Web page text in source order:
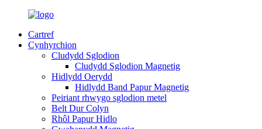
Cartref
Cynhyrchion
Cludydd Sglodion
Cludydd Sglodion Magnetig
Hidlydd Oerydd
Hidlydd Band Papur Magnetig
Peiriant rhwygo sglodion metel
Belt Dur Colyn
Rhôl Papur Hidlo